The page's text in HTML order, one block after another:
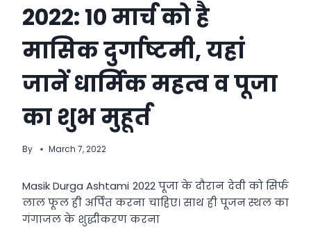
2022: 10 मार्च को है
मासिक दुर्गाष्टमी, यहां
जानें धार्मिक महत्व व पूजा
का शुभ मुहूर्त
By March 7, 2022
Masik Durga Ashtami 2022 पूजा के दौरान देवी को सिर्फ
लाल फूल ही अर्पित करना चाहिए। साथ ही पूजन स्थल का
गंगाजल के शुद्धीकरण करना